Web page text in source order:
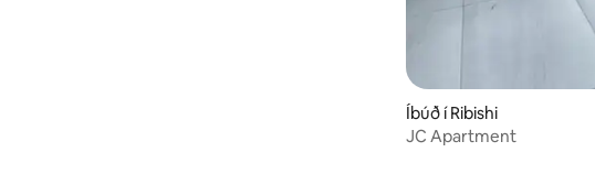
Íbúð í Ribishi
JC Apartment